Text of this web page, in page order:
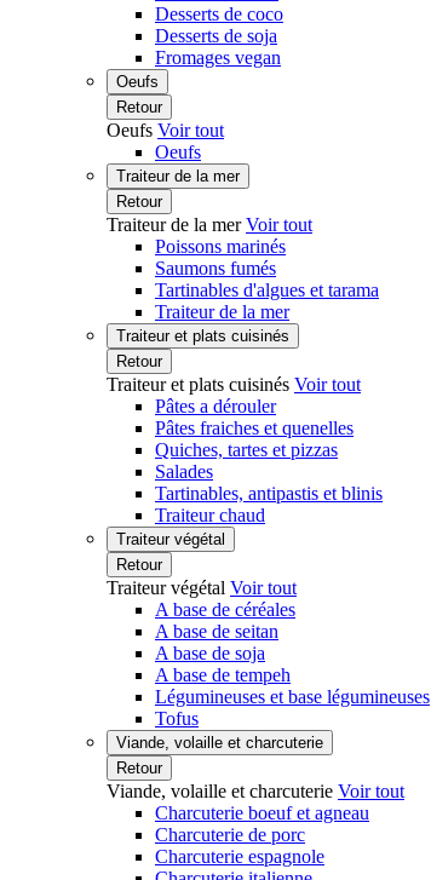
Desserts de coco
Desserts de soja
Fromages vegan
Oeufs
Retour
Oeufs Voir tout
Oeufs
Traiteur de la mer
Retour
Traiteur de la merVoir tout
Poissons marinés
Saumons fumés
Tartinables d'algues et tarama
Traiteur de la mer
Traiteur et plats cuisinés
Retour
Traiteur et plats cuisinés Voir tout
Pâtes a dérouler
Pâtes fraiches et quenelles
Quiches, tartes et pizzas
Salades
Tartinables, antipastis et blinis
Traiteur chaud
Traiteur végétal
Retour
Traiteur végétal Voir tout
A base de céréales
A base de seitan
A base de soja
A base de tempeh
Légumineuses et base légumineuses
Tofus
Viande, volaille et charcuterie
Retour
Viande, volaille et charcuterie Voir tout
Charcuterie boeuf et agneau
Charcuterie de porc
Charcuterie espagnole